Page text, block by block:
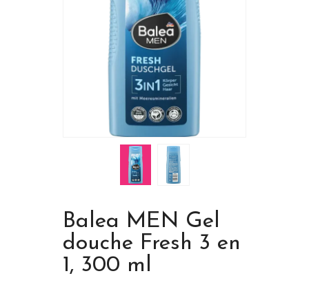
Balea MEN Gel
douche Fresh 3 en
1, 300 ml